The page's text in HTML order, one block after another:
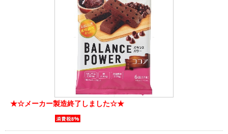
★☆メーカー製造終了しました☆★